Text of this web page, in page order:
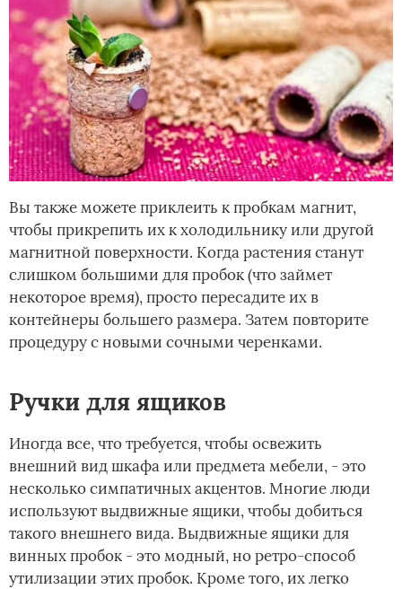
Вы также можете приклеить к пробкам магнит,
чтобы прикрепить их к холодильнику или другой
магнитной поверхности. Когда растения станут
слишком большими для пробок (что займет
некоторое время), просто пересадите их в
контейнеры большего размера. Затем повторите
процедуру с новыми сочными черенками.
Ручки для ящиков
Иногда все, что требуется, чтобы освежить
внешний вид шкафа или предмета мебели, - это
несколько симпатичных акцентов. Многие люди
используют выдвижные ящики, чтобы добиться
такого внешнего вида. Выдвижные ящики для
винных пробок - это модный, но ретро-способ
утилизации этих пробок. Кроме того, их легко